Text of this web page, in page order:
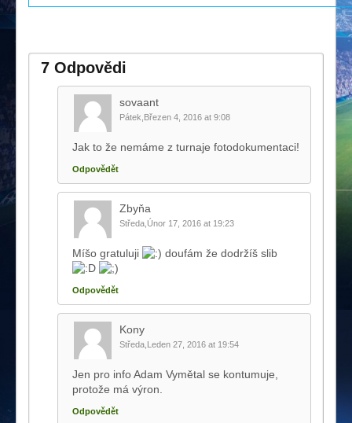
7 Odpovědi
sovaant
Pátek,Březen 4, 2016 at 9:08
Jak to že nemáme z turnaje fotodokumentaci!
Odpovědět
Zbyňa
Středa,Únor 17, 2016 at 19:23
Míšo gratuluji doufám že dodržíš slib
Odpovědět
Kony
Středa,Leden 27, 2016 at 19:54
Jen pro info Adam Vymětal se kontumuje,
protože má výron.
Odpovědět